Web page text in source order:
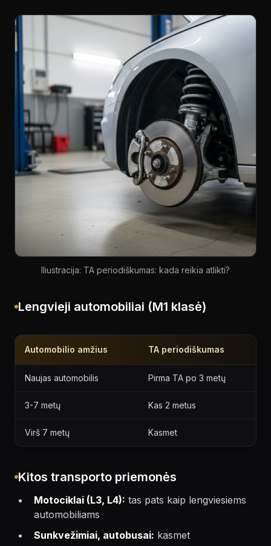
Iliustracija: TA periodiškumas: kada reikia atlikti?
Lengvieji automobiliai (M1 klasė)
Automobilio amžius TA periodiškumas
Naujas automobilis Pirma TA po 3 metų
3-7 metų Kas 2 metus
Virš 7 metų Kasmet
Kitos transporto priemonės
Motociklai (L3, L4): tas pats kaip lengviesiems
automobiliams
Sunkvežimiai, autobusai: kasmet